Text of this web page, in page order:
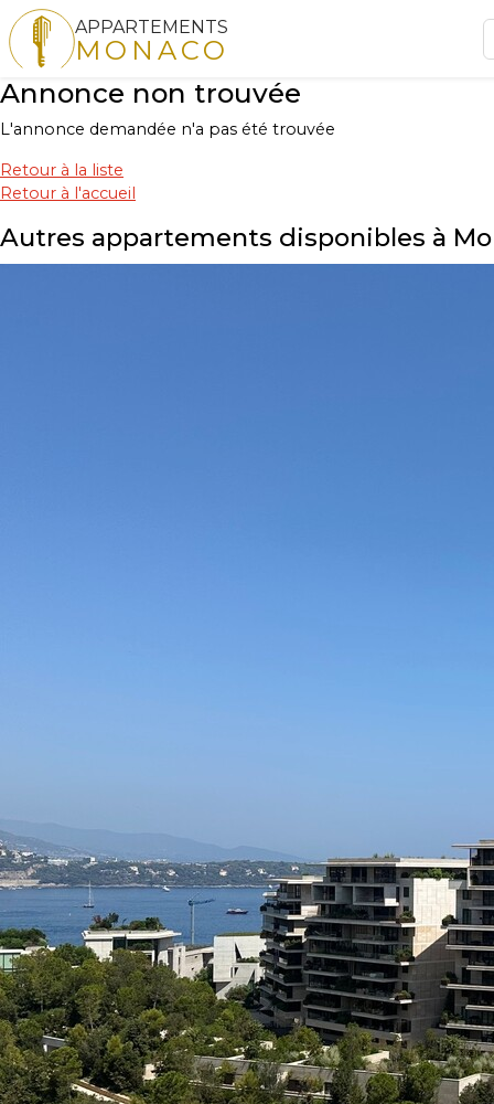
APPARTEMENTS
MONACO
Annonce non trouvée
L'annonce demandée n'a pas été trouvée
Retour à la liste
Retour à l'accueil
Autres appartements disponibles à